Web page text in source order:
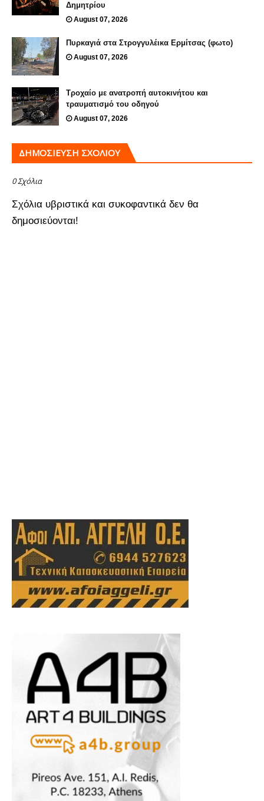
Δημητρίου
August 07, 2026
Πυρκαγιά στα Στρογγυλέικα Ερμίτσας (φωτο)
August 07, 2026
Τροχαίο με ανατροπή αυτοκινήτου και
τραυματισμό του οδηγού
August 07, 2026
ΔΗΜΟΣΊΕΥΣΗ ΣΧΟΛΊΟΥ
0 Σχόλια
Σχόλια υβριστικά και συκοφαντικά δεν θα
δημοσιεύονται!